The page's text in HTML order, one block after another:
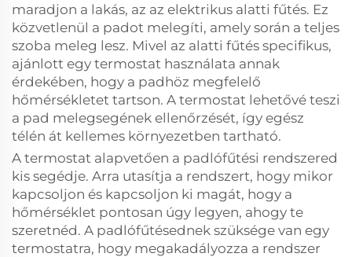
maradjon a lakás, az az elektrikus alatti fűtés. Ez
közvetlenül a padot melegíti, amely során a teljes
szoba meleg lesz. Mivel az alatti fűtés specifikus,
ajánlott egy termostat használata annak
érdekében, hogy a padhöz megfelelő
hőmérsékletet tartson. A termostat lehetővé teszi
a pad melegsegének ellenőrzését, így egész
télén át kellemes környezetben tartható.
A termostat alapvetően a padlófűtési rendszered
kis segédje. Arra utasítja a rendszert, hogy mikor
kapcsoljon és kapcsoljon ki magát, hogy a
hőmérséklet pontosan úgy legyen, ahogy te
szeretnéd. A padlófűtésednek szüksége van egy
termostatra, hogy megakadályozza a rendszer